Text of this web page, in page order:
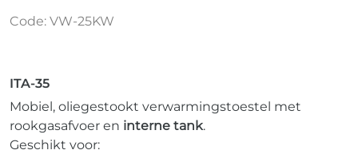
Code: VW-25KW
ITA-35
Mobiel, oliegestookt verwarmingstoestel met
rookgasafvoer en interne tank.
Geschikt voor: